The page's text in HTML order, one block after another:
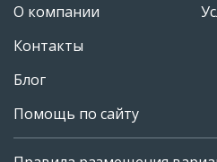
О компании
Контакты
Блог
Помощь по сайту